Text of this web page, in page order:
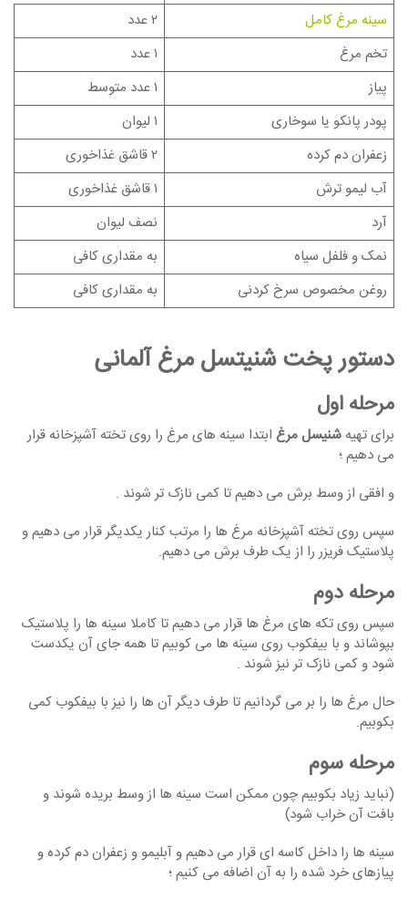
سینه مرغ کامل
۲ عدد
تخم مرغ
۱ عدد
پیاز
۱ عدد متوسط
پودر پانکو یا سوخاری
۱ لیوان
زعفران دم کرده
۲ قاشق غذاخوری
آب لیمو ترش
۱ قاشق غذاخوری
آرد
نصف لیوان
نمک و فلفل سیاه
به مقداری کافی
روغن مخصوص سرخ کردنی
به مقداری کافی
دستور پخت شنیتسل مرغ آلمانی
مرحله اول
برای تهیه شنیسل مرغ ابتدا سینه های مرغ را روی تخته آشپزخانه قرار
می دهیم ؛
و افقی از وسط برش می دهیم تا کمی نازک تر شوند .
سپس روی تخته آشپزخانه مرغ ها را مرتب کنار یکدیگر قرار می دهیم و
پلاستیک فریزر را از یک طرف برش می دهیم.
مرحله دوم
سپس روی تکه های مرغ ها قرار می دهیم تا کاملا سینه ها را پلاستیک
بپوشاند و با بیفکوب روی سینه ها می کوبیم تا همه جای آن یکدست
شود و کمی نازک تر نیز شوند .
حال مرغ ها را بر می گردانیم تا طرف دیگر آن ها را نیز با بیفکوب کمی
بکوبیم.
مرحله سوم
(نباید زیاد بکوبیم چون ممکن است سینه ها از وسط بریده شوند و
بافت آن خراب شود)
سینه ها را داخل کاسه ای قرار می دهیم و آبلیمو و زعفران دم کرده و
پیازهای خرد شده را به آن اضافه می کنیم ؛